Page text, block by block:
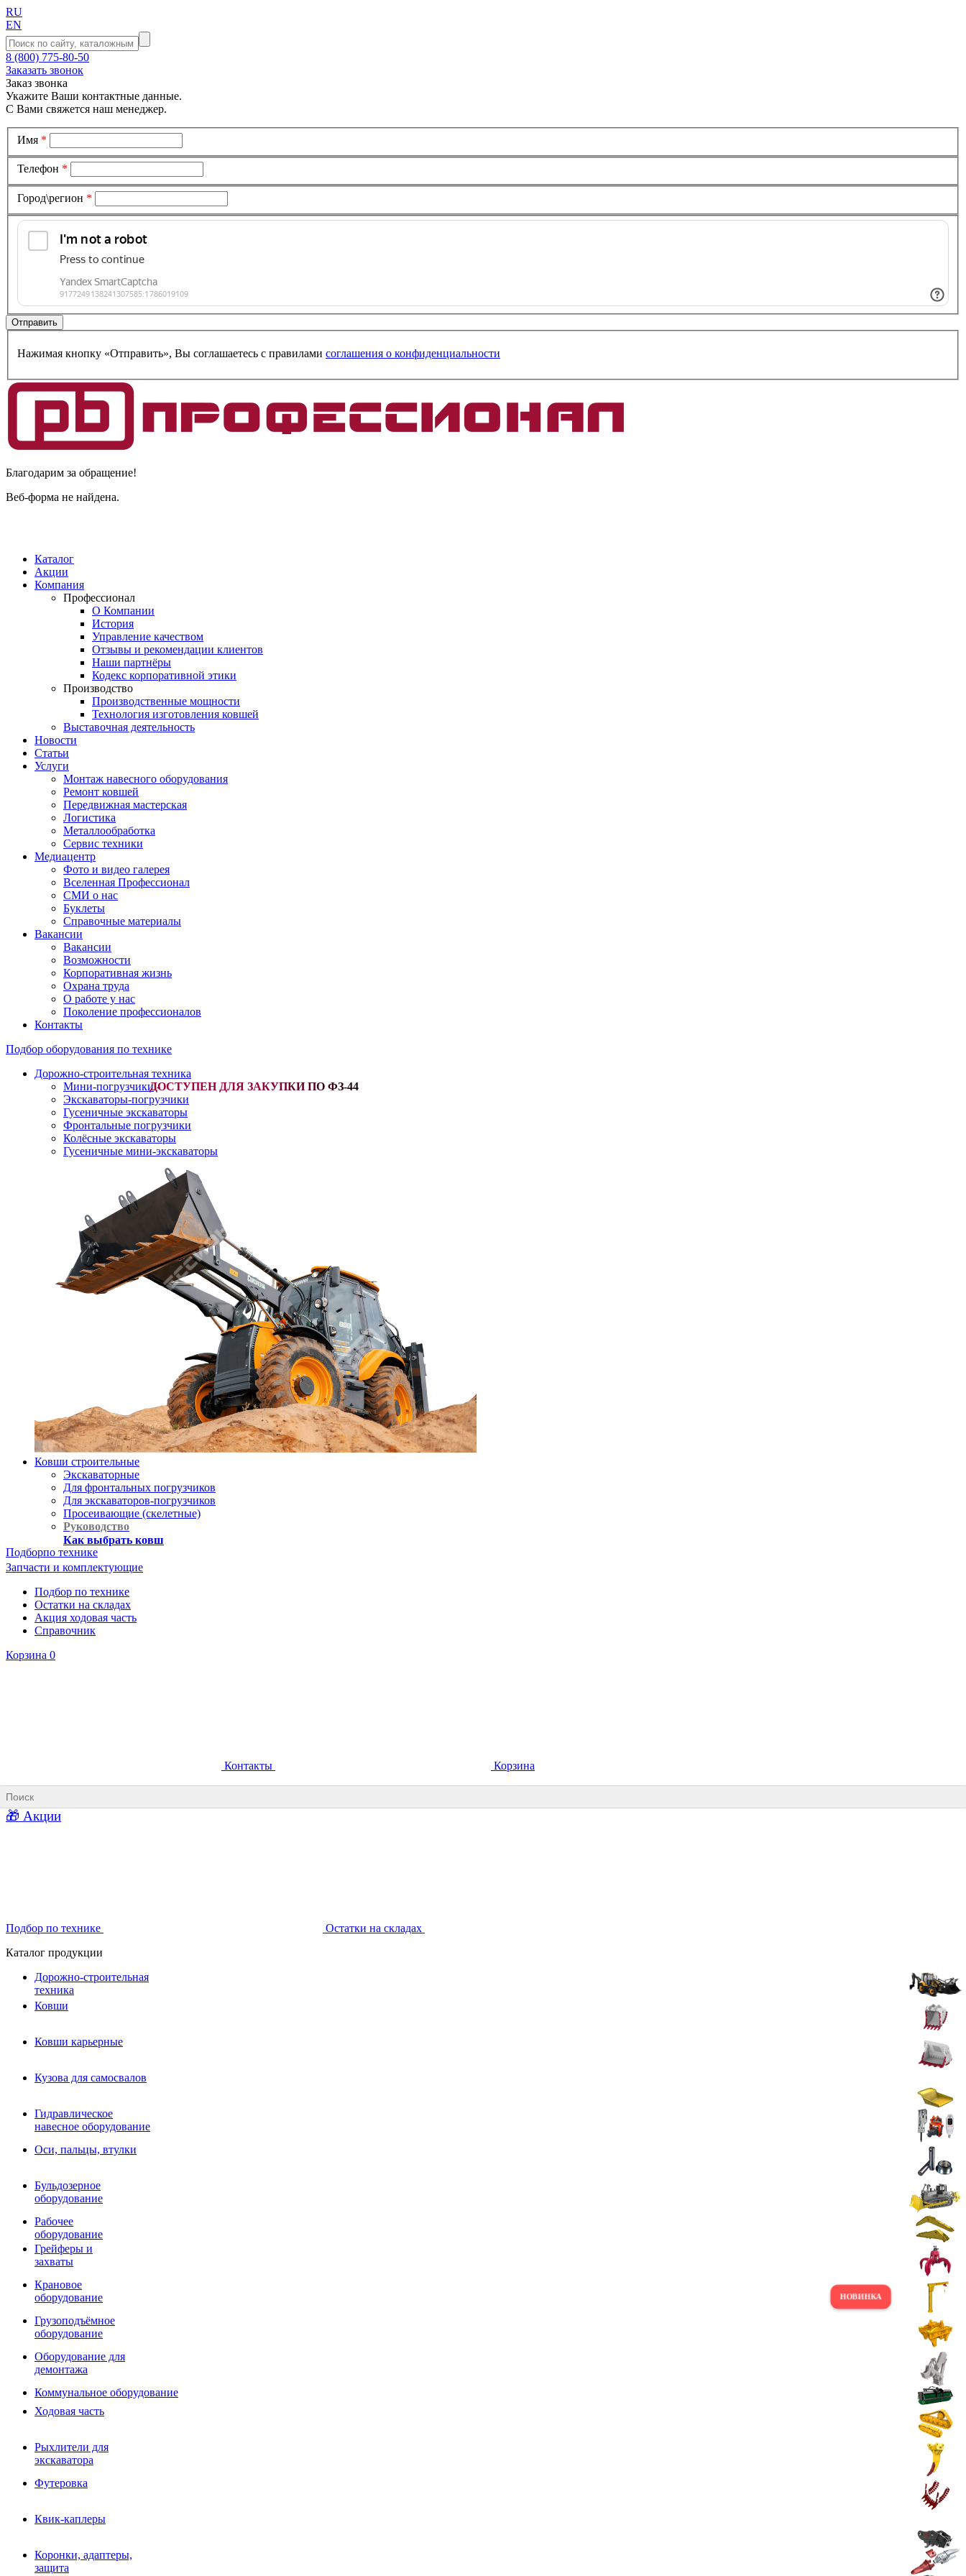
RU
EN
8 (800) 775-80-50
Заказать звонок
Заказ звонка
Укажите Ваши контактные данные.
С Вами свяжется наш менеджер.
Имя *
Телефон *
Город\регион *
Нажимая кнопку «Отправить», Вы соглашаетесь c правилами соглашения о конфиденциальности
Благодарим за обращение!
Веб-форма не найдена.
Каталог
Акции
Компания
Профессионал
О Компании
История
Управление качеством
Отзывы и рекомендации клиентов
Наши партнёры
Кодекс корпоративной этики
Производство
Производственные мощности
Технология изготовления ковшей
Выставочная деятельность
Новости
Статьи
Услуги
Монтаж навесного оборудования
Ремонт ковшей
Передвижная мастерская
Логистика
Металлообработка
Сервис техники
Медиацентр
Фото и видео галерея
Вселенная Профессионал
СМИ о нас
Буклеты
Справочные материалы
Вакансии
Вакансии
Возможности
Корпоративная жизнь
Охрана труда
О работе у нас
Поколение профессионалов
Контакты
Подбор оборудования по технике
Дорожно-строительная техника
Мини-погрузчики-
Экскаваторы-погрузчики
Гусеничные экскаваторы
Фронтальные погрузчики
Колёсные экскаваторы
Гусеничные мини-экскаваторы
Ковши строительные
Экскаваторные
Для фронтальных погрузчиков
Для экскаваторов-погрузчиков
Просеивающие (скелетные)
Руководство
Как выбрать ковш
Ковши для фронтальных погрузчиков
Гидравлическое навесное
оборудование
Гидробуры и шнеки
Вибротрамбовки
Навесные дорожные фрезы
Виброрипперы
Ковши дробильные щековые
Ковши дробильные роторные
Сортировочные ковши барабанные
Сортировочные ковши вальцовые
Фрезы роторные
Фрезы дисковые
Траншеекопатели
Просеивающие ковши для фронтальных погрузчиков
Распределители асфальта
Переходные плиты
Гидроразводка
РВД
Сваерезки
Как выбрать гидромолот
Подборпо технике
Запчасти и комплектующие
Подбор по технике
Остатки на складах
Акция ходовая часть
Справочник
Корзина 0
Контакты Корзина
🎁 Акции
Подбор по технике
Остатки на складах
Каталог продукции
Дорожно-строительная
техника
Ковши
Ковши карьерные
Кузова для самосвалов
Гидравлическое
навесное оборудование
Оси, пальцы, втулки
Бульдозерное
оборудование
Рабочее
оборудование
Грейферы и
захваты
Крановое
оборудование
Грузоподъёмное
оборудование
Оборудование для
демонтажа
Коммунальное оборудование
Ходовая часть
Рыхлители для
экскаватора
Футеровка
Квик-каплеры
Коронки, адаптеры,
защита